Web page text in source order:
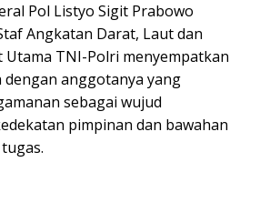
Pol Listyo Sigit Prabowo
Angkatan Darat, Laut dan
Utama TNI-Polri menyempatkan
anggotanya yang
sebagai wujud
pimpinan dan bawahan